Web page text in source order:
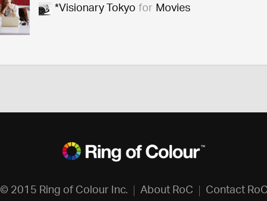
*Visionary TokyoforMovies
© 2015 Ring of Colour Inc. About RoC Contact